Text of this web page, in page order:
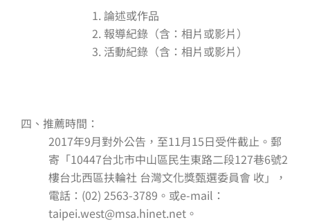
論述或作品
報導紀錄（含：相片或影片）
活動紀錄（含：相片或影片）
四、推薦時間：
2017年9月對外公告，至11月15日受件截止。郵
寄「10447台北市中山區民生東路二段127巷6號2
樓台北西區扶輪社 台灣文化獎甄選委員會 收」，
電話：(02) 2563-3789 。 或e-mail：
taipei.west@msa.hinet.net 。